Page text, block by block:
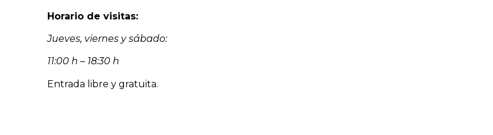
Horario de visitas:
Jueves, viernes y sábado:
11:00 h – 18:30 h
Entrada libre y gratuita.